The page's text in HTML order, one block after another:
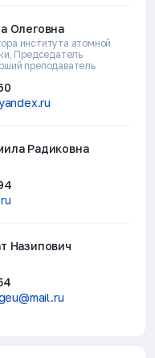
Олеговна
института атомной
Председатель
преподаватель
Радиковна
Назипович